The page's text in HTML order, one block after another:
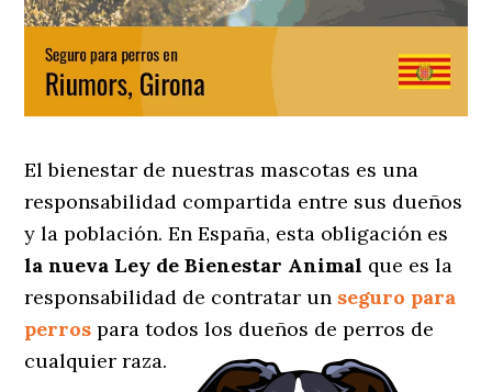
El bienestar de nuestras mascotas es una
responsabilidad compartida entre sus dueños
y la población. En España, esta obligación es
la nueva Ley de Bienestar Animal que es la
responsabilidad de contratar un seguro para
perros para todos los dueños de perros de
cualquier raza.